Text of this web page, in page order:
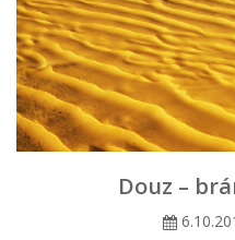
Douz –